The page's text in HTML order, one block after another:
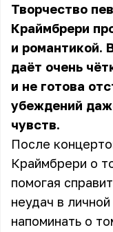
Творчество
Краймбрери
и романтикой.
даёт очень
и не готова
убеждений
чувств.
После
Краймбрери о
помогая
неудач в
напоминать о